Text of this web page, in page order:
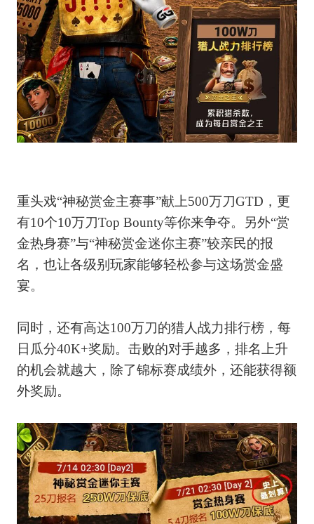
重头戏“神秘赏金主赛事”献上500万刀GTD，更
有10个10万刀Top Bounty等你来争夺。另外“赏
金热身赛”与“神秘赏金迷你主赛”较亲民的报
名，也让各级别玩家能够轻松参与这场赏金盛
宴。
同时，还有高达100万刀的猎人战力排行榜，每
日瓜分40K+奖励。击败的对手越多，排名上升
的机会就越大，除了锦标赛成绩外，还能获得额
外奖励。